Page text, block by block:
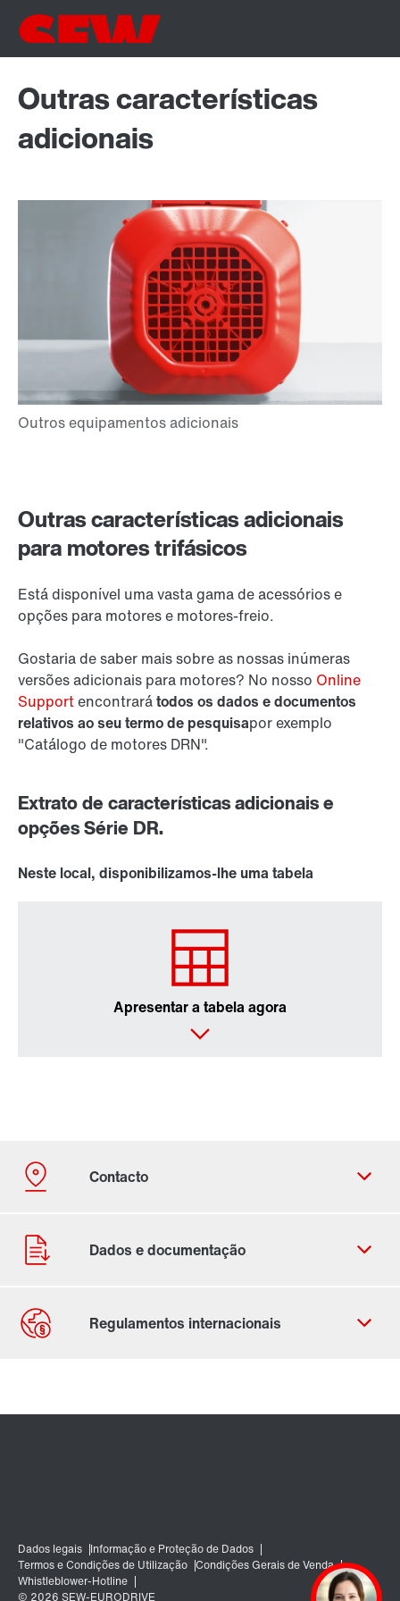
Outras características
adicionais
Outras características adicionais
para motores trifásicos
Está disponível uma vasta gama de acessórios e
opções para motores e motores-freio.
Gostaria de saber mais sobre as nossas inúmeras
versões adicionais para motores? No nosso Online
Supportencontrarátodos os dados e documentos
relativos ao seu termo de pesquisapor exemplo
"Catálogo de motores DRN".
Extrato de características adicionais e
opções Série DR.
Neste local, disponibilizamos-lhe uma tabela
Apresentar a tabela agora